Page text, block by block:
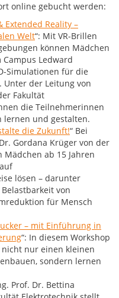
online gebucht werden:
Extended Reality –
Welt“: Mit VR-Brillen
können Mädchen
Campus Ledward
Simulationen für die
der Leitung von
Fakultät
die Teilnehmerinnen
lernen und gestalten.
die Zukunft!“ Bei
Gordana Krüger von der
ab 15 Jahren
lösen – darunter
von
für Mensch
– mit Einführung in
“: In diesem Workshop
nicht nur einen kleinen
sondern lernen
Prof. Dr. Bettina